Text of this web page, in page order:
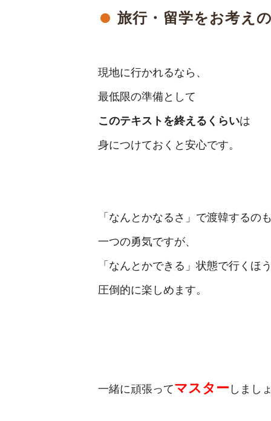
旅行・留学をお考え
現地に行かれるなら、
最低限の準備として
このテキストを終えるくらいは
身につけておくと安心です。
「なんとかなるさ」で渡韓するの
一つの勇気ですが、
「なんとかできる」状態で行くほ
圧倒的に楽しめます。
一緒に頑張ってマスター しまし